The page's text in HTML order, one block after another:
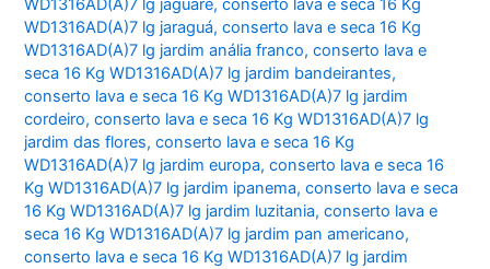
WD1316AD(A)7 lg jaguaré,conserto lava e seca 16 Kg
WD1316AD(A)7 lg jaraguá,conserto lava e seca 16 Kg
WD1316AD(A)7 lg jardim anália franco,conserto lava e
seca 16 Kg WD1316AD(A)7 lg jardim bandeirantes,
conserto lava e seca 16 Kg WD1316AD(A)7 lg jardim
cordeiro,conserto lava e seca 16 Kg WD1316AD(A)7 lg
jardim das flores,conserto lava e seca 16 Kg
WD1316AD(A)7 lg jardim europa,conserto lava e seca 16
Kg WD1316AD(A)7 lg jardim ipanema,conserto lava e seca
16 Kg WD1316AD(A)7 lg jardim luzitania,conserto lava e
seca 16 Kg WD1316AD(A)7 lg jardim pan americano,
conserto lava e seca 16 Kg WD1316AD(A)7 lg jardim